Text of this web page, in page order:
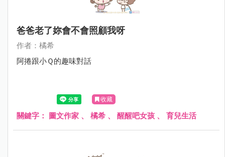
爸爸老了妳會不會照顧我呀
作者：橘希
阿捲跟小Ｑ的趣味對話
收藏
關鍵字： 圖文作家 、 橘希 、 醒醒吧女孩 、 育兒生活